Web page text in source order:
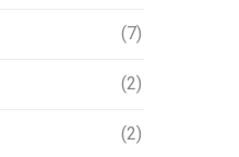
(7)
(2)
(2)